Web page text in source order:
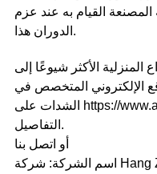
المصنعة القيام به عند عزم
الدوران هذا.
المنزلية الأكثر شيوعًا إلى
الإلكتروني المتخصص في
الشدات على https://www.atwwren.com للحصول على
التفاصيل.
أو اتصل بنا
اسم الشركة: شركة Hang Zhou WREN لتصنيع المعدات